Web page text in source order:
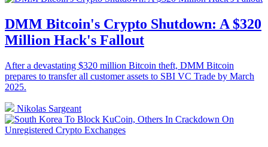
DMM Bitcoin's Crypto Shutdown: A $320
Million Hack's Fallout
After a devastating $320 million Bitcoin theft, DMM Bitcoin
prepares to transfer all customer assets to SBI VC Trade by March
2025.
Nikolas Sargeant